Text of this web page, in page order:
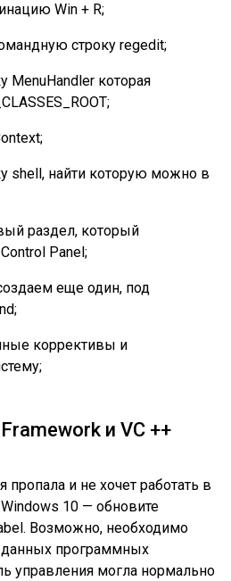
Win + R;
строку regedit;
MenuHandler которая
shell, найти которую можно в
раздел, который
Panel;
еще один, под
коррективы и
и VC ++
пропала и не хочет работать в
10 — обновите
Возможно, необходимо
данных программных
управления могла нормально